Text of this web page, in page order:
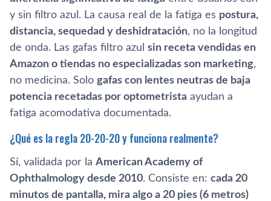
y sin filtro azul. La causa real de la fatiga es postura,
distancia, sequedad y deshidratación, no la longitud
de onda. Las gafas filtro azul sin receta vendidas en
Amazon o tiendas no especializadas son marketing,
no medicina. Solo gafas con lentes neutras de baja
potencia recetadas por optometrista ayudan a
fatiga acomodativa documentada.
¿Qué es la regla 20-20-20 y funciona realmente?
Sí, validada por la American Academy of
Ophthalmology desde 2010. Consiste en: cada 20
minutos de pantalla, mira algo a 20 pies (6 metros)